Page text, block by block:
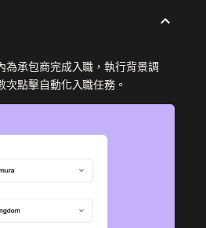
為承包商完成入職，執行背景調
點擊自動化入職任務。